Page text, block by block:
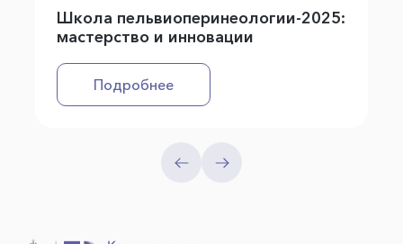
Школа пельвиоперинеологии-2025:
мастерство и инновации
Подробнее